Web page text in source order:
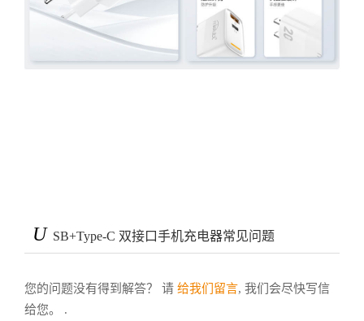
U SB+Type-C 双接口手机充电器常见问题
您的问题没有得到解答？ 请 给我们留言, 我们会尽快写信
给您。 .